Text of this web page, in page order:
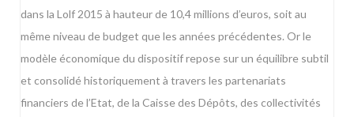
dans la Lolf 2015 à hauteur de 10,4 millions d’euros, soit au
même niveau de budget que les années précédentes. Or le
modèle économique du dispositif repose sur un équilibre subtil
et consolidé historiquement à travers les partenariats
financiers de l’Etat, de la Caisse des Dépôts, des collectivités